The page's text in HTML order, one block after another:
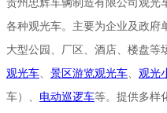
贵州忠辉车辆制造有限公司观光
各种观光车。主要为企业及政府
大型公园、厂区、酒店、楼盘等
观光车
景区游览观光车 观光
车）、 电动巡逻车等。提供多样